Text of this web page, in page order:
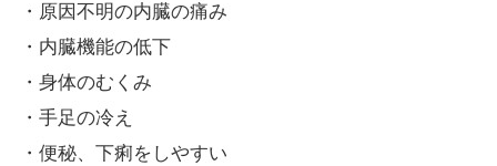
・原因不明の内臓の痛み
・内臓機能の低下
・身体のむくみ
・手足の冷え
・便秘、下痢をしやすい